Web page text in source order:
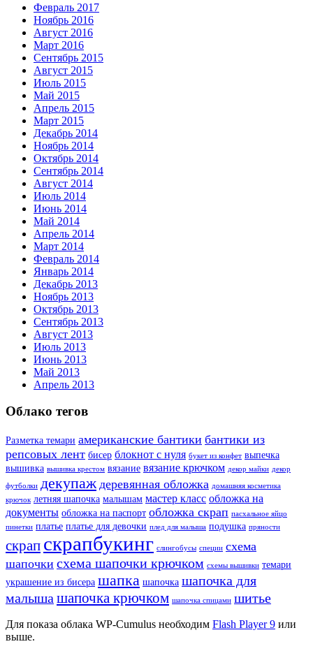
Февраль 2017
Ноябрь 2016
Август 2016
Март 2016
Сентябрь 2015
Август 2015
Июль 2015
Май 2015
Апрель 2015
Март 2015
Декабрь 2014
Ноябрь 2014
Октябрь 2014
Сентябрь 2014
Август 2014
Июль 2014
Июнь 2014
Май 2014
Апрель 2014
Март 2014
Февраль 2014
Январь 2014
Декабрь 2013
Ноябрь 2013
Октябрь 2013
Сентябрь 2013
Август 2013
Июль 2013
Июнь 2013
Май 2013
Апрель 2013
Облако тегов
Разметка темари американские бантики бантики из
репсовых лент бисер блокнот с нуля букет из конфет выпечка
вышивка вышивка крестом вязание вязание крючком декор майки декор
футболки декупаж деревянная обложка домашняя косметика
крючок летняя шапочка малышам мастер класс обложка на
документы обложка на паспорт обложка скрап пасхальное яйцо
пинетки платье платье для девочки плед для малыша подушка пряности
скрап скрапбукинг слингобусы специи схема
шапочки схема шапочки крючком схемы вышивки темари
украшение из бисера шапка шапочка шапочка для
малыша шапочка крючком шапочка спицами шитье
Для показа облака WP-Cumulus необходим Flash Player 9 или
выше.